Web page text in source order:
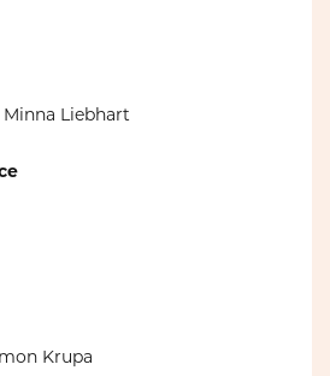
Liebhart
Krupa